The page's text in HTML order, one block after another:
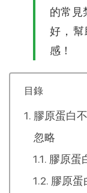
的常見
好，
感！
目錄
膠原蛋白
忽略
膠原蛋
膠原蛋